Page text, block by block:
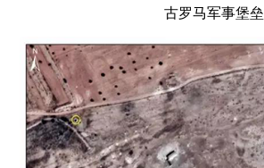
古罗马军事堡垒